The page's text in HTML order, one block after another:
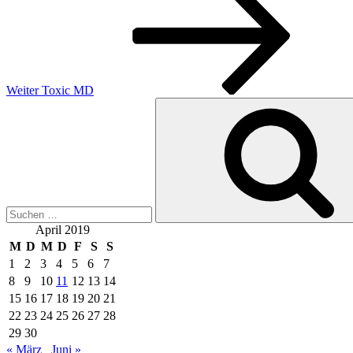
Weiter Toxic MD
April 2019
M D M D F S
S
1
2 3 4 5 6
7
8
9 10 11 12 13 14
15 16 17 18 19 20 21
22 23 24 25 26 27 28
29 30
« März
Juni »